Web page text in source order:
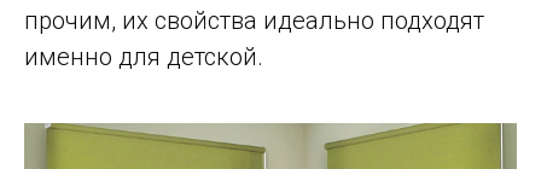
прочим, их свойства идеально подходят
именно для детской.